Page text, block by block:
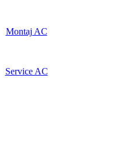
Montaj AC
Service AC